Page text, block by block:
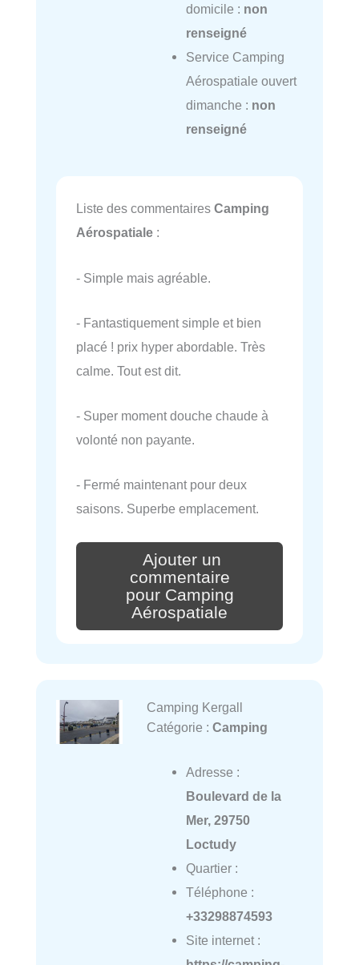
domicile : non
renseigné
Service Camping
Aérospatiale ouvert
dimanche : non
renseigné
Liste des commentaires Camping
Aérospatiale :
- Simple mais agréable.
- Fantastiquement simple et bien
placé ! prix hyper abordable. Très
calme. Tout est dit.
- Super moment douche chaude à
volonté non payante.
- Fermé maintenant pour deux
saisons. Superbe emplacement.
Ajouter un
commentaire
pour Camping
Aérospatiale
Camping Kergall
Catégorie : Camping
Adresse :
Boulevard de la
Mer, 29750
Loctudy
Quartier :
Téléphone :
+33298874593
Site internet :